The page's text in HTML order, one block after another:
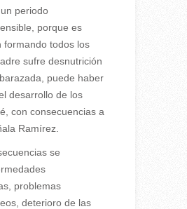
periodo
porque es
formando todos los
sufre desnutrición
puede haber
desarrollo de los
con consecuencias a
Ramírez.
se
problemas
deterioro de las